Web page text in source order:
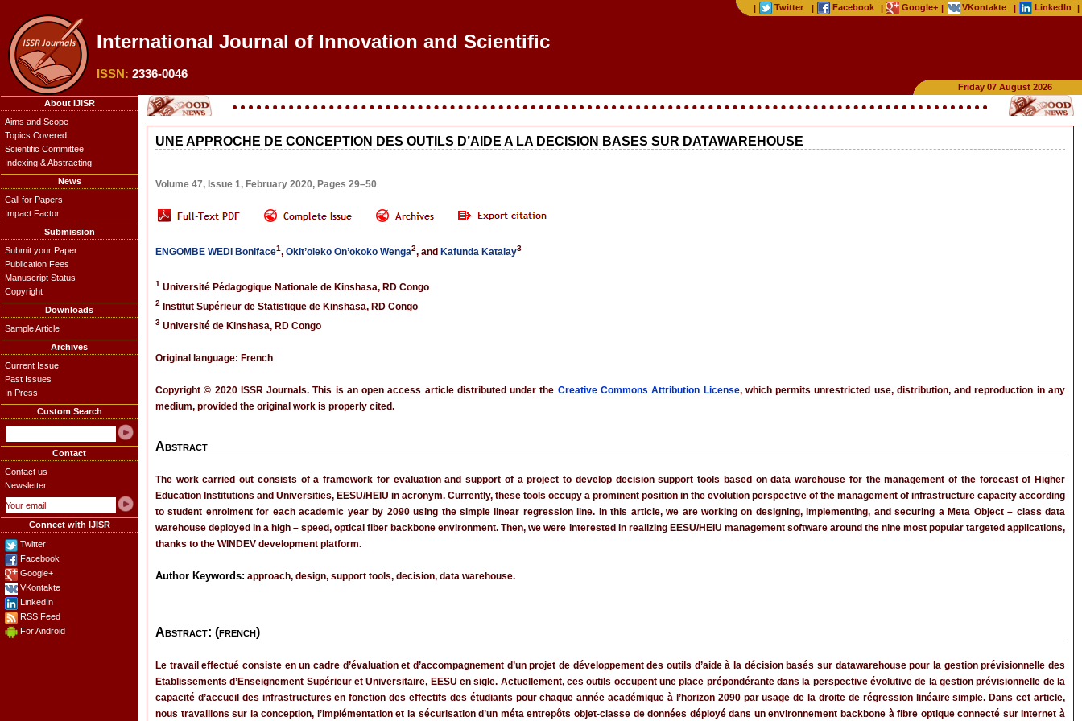
| Twitter | Facebook | Google+ | VKontakte | LinkedIn |
International Journal of Innovation and Scientific Res
ISSN: 2336-0046
Friday 07 August 2026
About IJISR
Aims and Scope
Topics Covered
Scientific Committee
Indexing & Abstracting
News
Call for Papers
Impact Factor
Submission
Submit your Paper
Publication Fees
Manuscript Status
Copyright
Downloads
Sample Article
Archives
Current Issue
Past Issues
In Press
Custom Search
Contact
Contact us
Newsletter:
Connect with IJISR
Twitter
Facebook
Google+
VKontakte
LinkedIn
RSS Feed
For Android
UNE APPROCHE DE CONCEPTION DES OUTILS D’AIDE A LA DECISION BASES SUR DATAWAREHOUSE
Volume 47, Issue 1, February 2020, Pages 29–50
ENGOMBE WEDI Boniface1, Okit’oleko On’okoko Wenga2, and Kafunda Katalay3
1 Université Pédagogique Nationale de Kinshasa, RD Congo
2 Institut Supérieur de Statistique de Kinshasa, RD Congo
3 Université de Kinshasa, RD Congo
Original language: French
Copyright © 2020 ISSR Journals. This is an open access article distributed under the Creative Commons Attribution License, which permits unrestricted use, distribution, and reproduction in any
medium, provided the original work is properly cited.
Abstract
The work carried out consists of a framework for evaluation and support of a project to develop decision support tools based on data warehouse for the management of the forecast of Higher
Education Institutions and Universities, EESU/HEIU in acronym. Currently, these tools occupy a prominent position in the evolution perspective of the management of infrastructure capacity according
to student enrolment for each academic year by 2090 using the simple linear regression line. In this article, we are working on designing, implementing, and securing a Meta Object – class data
warehouse deployed in a high – speed, optical fiber backbone environment. Then, we were interested in realizing EESU/HEIU management software around the nine most popular targeted applications,
thanks to the WINDEV development platform.
Author Keywords: approach, design, support tools, decision, data warehouse.
Abstract: (french)
Le travail effectué consiste en un cadre d’évaluation et d’accompagnement d’un projet de développement des outils d’aide à la décision basés sur datawarehouse pour la gestion prévisionnelle des
Etablissements d’Enseignement Supérieur et Universitaire, EESU en sigle. Actuellement, ces outils occupent une place prépondérante dans la perspective évolutive de la gestion prévisionnelle de la
capacité d’accueil des infrastructures en fonction des effectifs des étudiants pour chaque année académique à l’horizon 2090 par usage de la droite de régression linéaire simple. Dans cet article,
nous travaillons sur la conception, l’implémentation et la sécurisation d’un méta entrepôts objet-classe de données déployé dans un environnement backbone à fibre optique connecté sur Internet à